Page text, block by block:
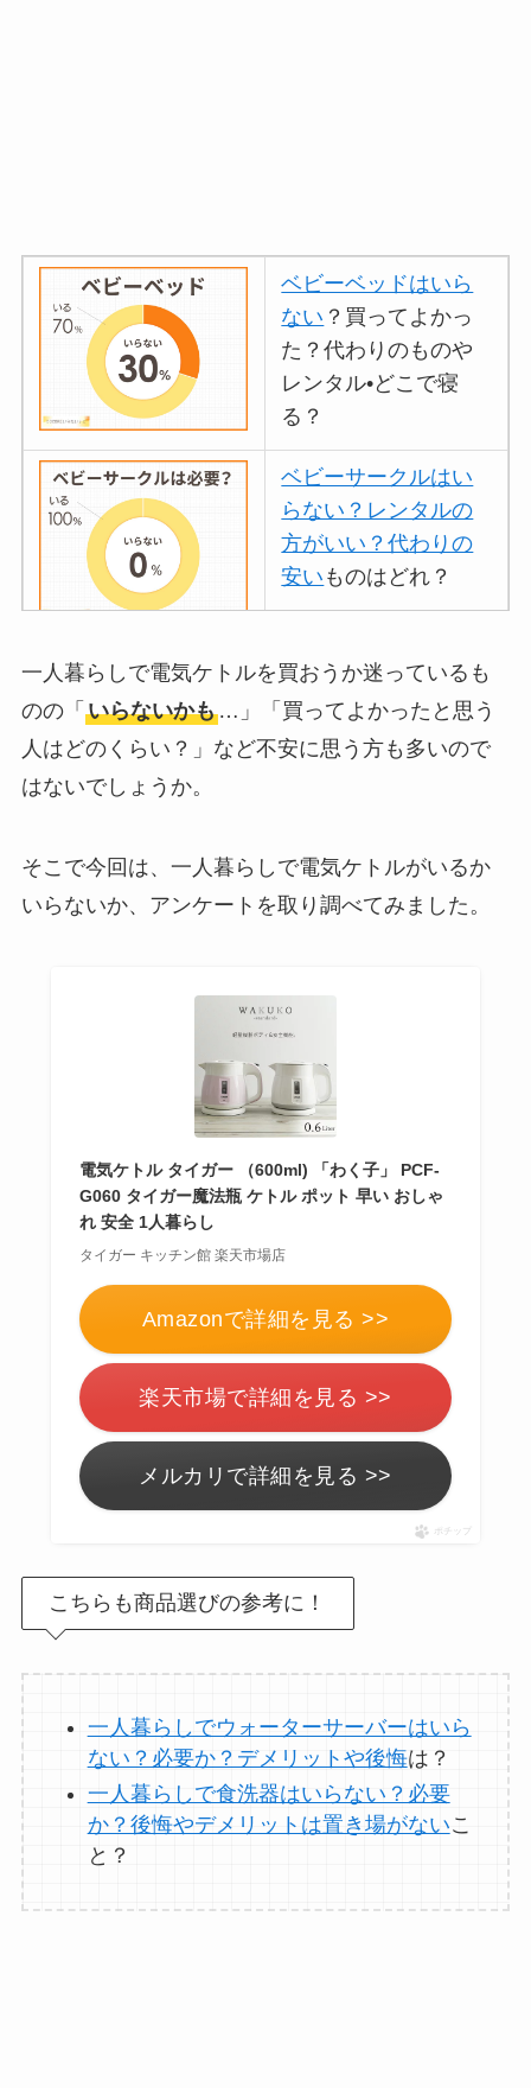
ベビーベッドはいら
ない ？買ってよかっ
た？代わりのものや
レンタル•どこで寝
る？
ベビーサークルはい
らない？レンタルの
方がいい？代わりの
安い ものはどれ？
離乳食づくりにブレ
ンダーはいらない？
代用やおすすめは？
ストライダーはいら
ない？三輪車とどっ
布団クリーナーはい
らない？買ってよか
った？代用
燥機や掃除機など
お風呂の蓋はいらな
い？どうしてる？代
わりのものは何がい
い？
ウォーターテーブル
はいらない？飽きる
し手作りできる？買
ってよかった？
オイルポットはいる
いらない？やめた人
めを使用者に聞いて
みた
敷きパッドシーツは
一人暮らしで電気ケトルを買おうか迷っているも
のの「 いらないかも…」「買ってよかったと思う
人はどのくらい？」など不安に思う方も多いので
はないでしょうか。
そこで今回は、一人暮らしで電気ケトルがいるか
いらないか、アンケートを取り調べてみました。
電気ケトル タイガー （600ml) 「わく子」 PCF-
G060 タイガー魔法瓶 ケトル ポット 早い おしゃ
れ 安全 1人暮らし
タイガー キッチン館 楽天市場店
Amazonで詳細を見る >>
楽天市場で詳細を見る >>
メルカリで詳細を見る >>
ポチップ
こちらも商品選びの参考に！
一人暮らしでウォーターサーバーはいら
ない？必要か？デメリットや後悔は？
一人暮らしで食洗器はいらない？必要
か？後悔やデメリットは置き場がないこ
と？